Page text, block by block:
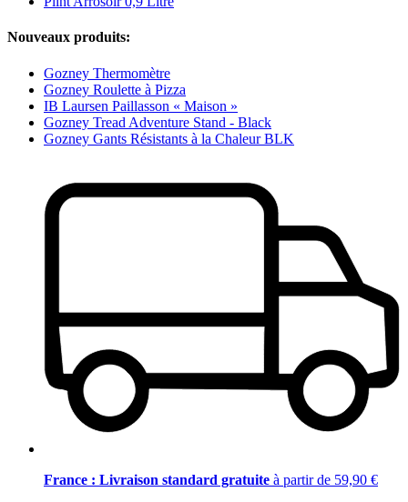
Nouveaux produits:
Gozney Thermomètre
Gozney Roulette à Pizza
IB Laursen Paillasson « Maison »
Gozney Tread Adventure Stand - Black
Gozney Gants Résistants à la Chaleur BLK
France : Livraison standard gratuite à partir de 59,90 €